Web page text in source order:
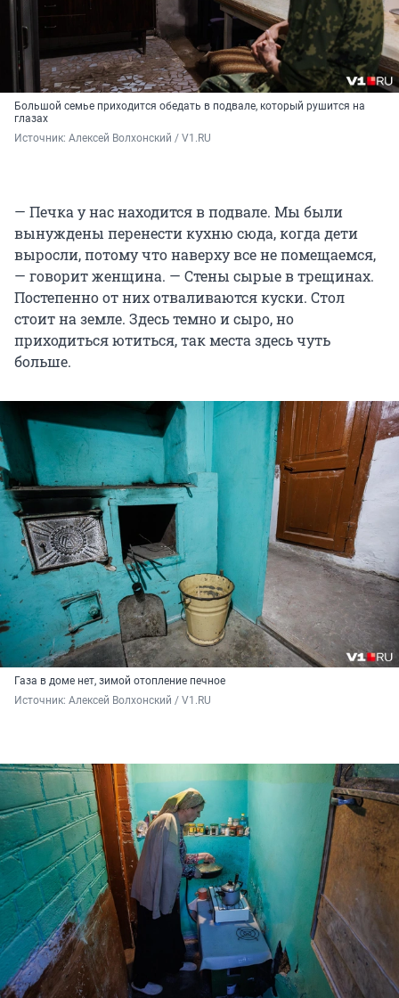
Большой семье приходится обедать в подвале, который рушится на
глазах
Источник: Алексей Волхонский / V1.RU
— Печка у нас находится в подвале. Мы были
вынуждены перенести кухню сюда, когда дети
выросли, потому что наверху все не помещаемся,
— говорит женщина. — Стены сырые в трещинах.
Постепенно от них отваливаются куски. Стол
стоит на земле. Здесь темно и сыро, но
приходиться ютиться, так места здесь чуть
больше.
Газа в доме нет, зимой отопление печное
Источник: Алексей Волхонский / V1.RU